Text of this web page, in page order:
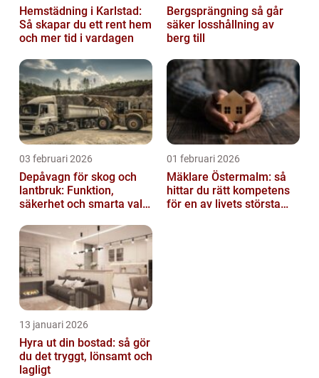
Hemstädning i Karlstad:
Så skapar du ett rent hem
och mer tid i vardagen
Bergsprängning så går
säker losshållning av
berg till
03 februari 2026
Depåvagn för skog och
lantbruk: Funktion,
säkerhet och smarta val
01 februari 2026
Mäklare Östermalm: så
hittar du rätt kompetens
för en av livets största
13 januari 2026
Hyra ut din bostad: så gör
du det tryggt, lönsamt och
lagligt